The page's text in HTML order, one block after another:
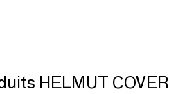
HELMUT COVER